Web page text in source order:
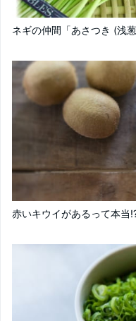
ネギの仲間「あさつき (浅
赤いキウイがあるって本当